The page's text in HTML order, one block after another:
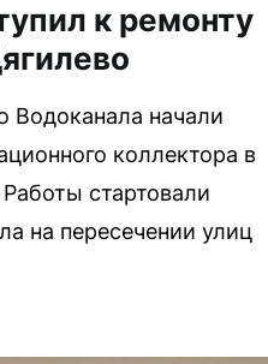
к ремонту
Водоканала начали
коллектора в
стартовали
на пересечении улиц